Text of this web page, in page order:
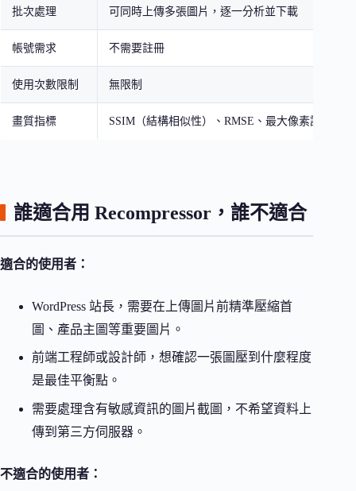
批次處理 可同時上傳多張圖片，逐一分析並下載
帳號需求 不需要註冊
使用次數限制 無限制
畫質指標 SSIM（結構相似性）、RMSE、最大像素誤差
誰適合用 Recompressor，誰不適合
適合的使用者：
WordPress 站長，需要在上傳圖片前精準壓縮首
圖、產品主圖等重要圖片。
前端工程師或設計師，想確認一張圖壓到什麼程度
是最佳平衡點。
需要處理含有敏感資訊的圖片截圖，不希望資料上
傳到第三方伺服器。
不適合的使用者：